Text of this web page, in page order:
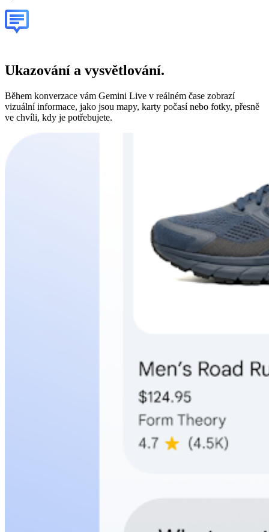
Ukazování a vysvětlování.
Během konverzace vám Gemini Live v reálném čase zobrazí
vizuální informace, jako jsou mapy, karty počasí nebo fotky, přesně
ve chvíli, kdy je potřebujete.